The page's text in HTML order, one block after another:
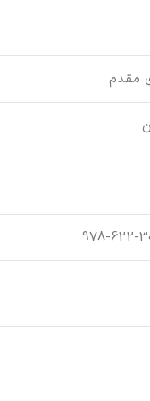
مقدم
978-622-